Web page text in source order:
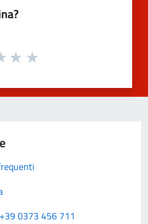
0373 456 711